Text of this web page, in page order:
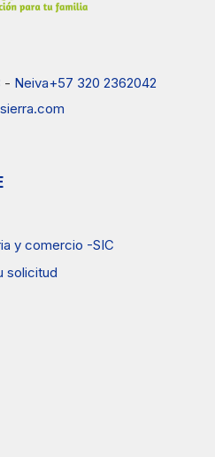
- Neiva+57 320 2362042
y comercio -SIC
solicitud